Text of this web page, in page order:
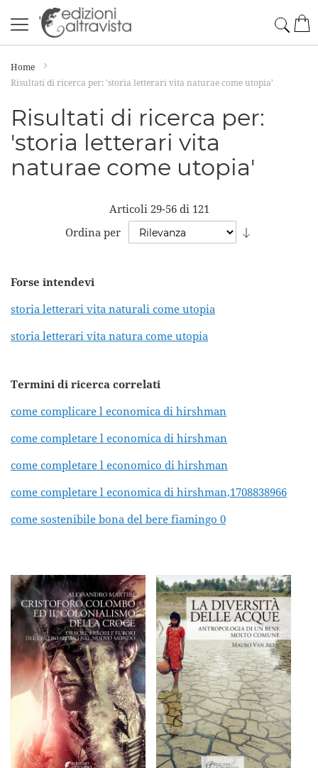
al
contenuto
Home
Risultati di ricerca per: 'storia letterari vita naturae come utopia'
Risultati di ricerca per:
'storia letterari vita
naturae come utopia'
Articoli 29-56di 121
Ordina per
Forse intendevi
storia letterari vita naturali come utopia
storia letterari vita natura come utopia
Termini di ricerca correlati
come complicare l economica di hirshman
come completare l economica di hirshman
come completare l economico di hirshman
come completare l economica di hirshman,1708838966
come sostenibile bona del bere fiamingo 0